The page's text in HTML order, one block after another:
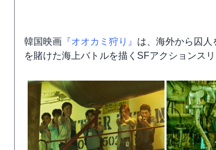
韓国映画 『オオカミ狩り』 は、海外から囚人
を賭けた海上バトルを描くSFアクションスリ